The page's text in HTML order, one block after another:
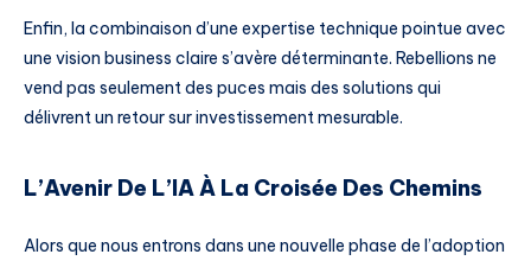
Enfin, la combinaison d’une expertise technique pointue avec
une vision business claire s’avère déterminante. Rebellions ne
vend pas seulement des puces mais des solutions qui
délivrent un retour sur investissement mesurable.
L’Avenir De L’IA À La Croisée Des Chemins
Alors que nous entrons dans une nouvelle phase de l’adoption